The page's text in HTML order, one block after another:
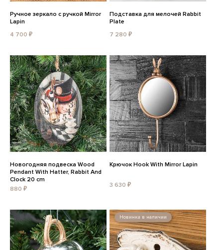
Ручное зеркало с ручкой Mirror
Lapin
4 700 ₽
Подставка для мелочей Rabbit
Plate
7 280 ₽
Новогодняя подвеска Wood
Pendant With Hatter, Rabbit And
Clock 20 cm
880 ₽
Крючок Hook With Mirror Lapin
3 630 ₽
Новинка в наличии